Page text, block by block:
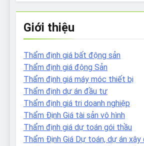
Giới thiệu
Thẩm định giá bất động sản
Thẩm định giá động Sản
Thẩm định giá máy móc thiết bị
Thẩm định dự án đầu tư
Thẩm định giá tri doanh nghiệp
Thẩm Định Giá tài sản vô hình
Thẩm định giá dự toán gói thầu
Thẩm Định Giá Dự toán, dự án xây